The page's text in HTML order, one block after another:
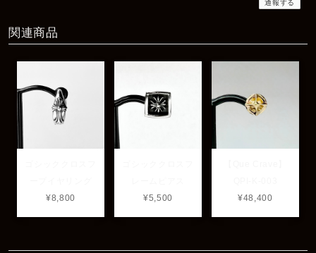
通報する
関連商品
¥8,800
¥5,500
¥48,400